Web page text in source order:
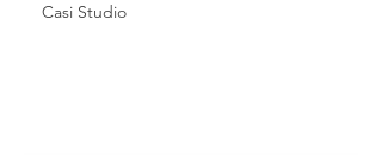
Casi Studio